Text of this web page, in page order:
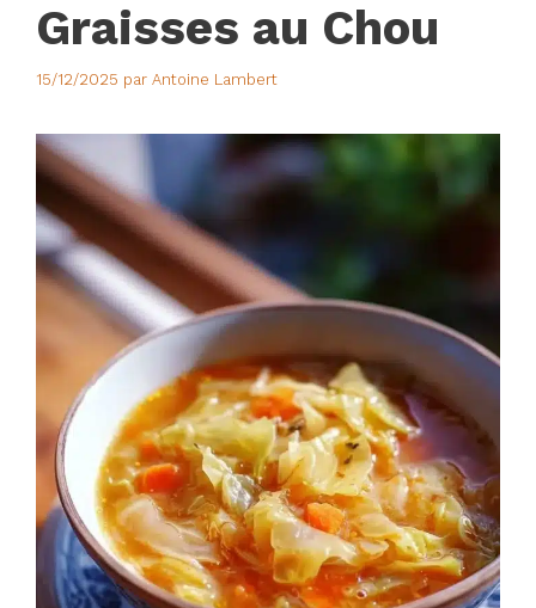
Graisses au Chou
15/12/2025 par Antoine Lambert